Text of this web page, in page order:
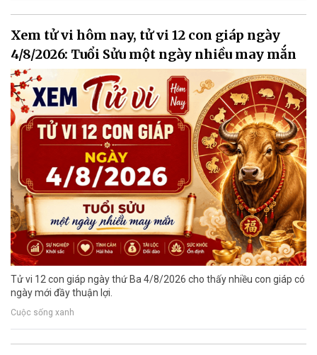
Xem tử vi hôm nay, tử vi 12 con giáp ngày
4/8/2026: Tuổi Sửu một ngày nhiều may mắn
Tử vi 12 con giáp ngày thứ Ba 4/8/2026 cho thấy nhiều con giáp có
ngày mới đầy thuận lợi.
Cuộc sống xanh